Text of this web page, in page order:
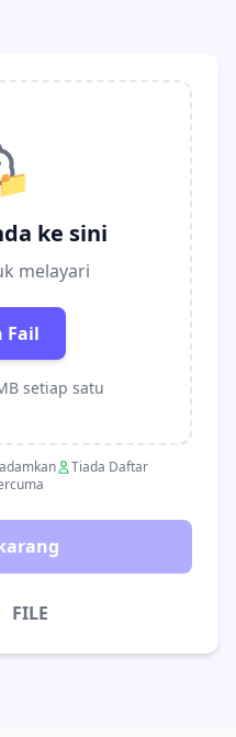
ke sini
melayari
Fail
setiap satu
Tiada Daftar
FILE